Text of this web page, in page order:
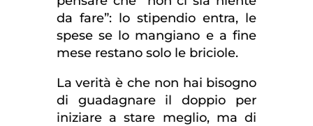
da fare”: lo stipendio entra, le
spese se lo mangiano e a fine
mese restano solo le briciole.
La verità è che non hai bisogno
di guadagnare il doppio per
iniziare a stare meglio, ma di